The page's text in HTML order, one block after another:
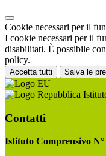
Cookie necessari per il
I cookie necessari per il
disabilitati. È possibile
policy.
Accetta tutti Salva le
Contatti
Istituto Comprensivo N°